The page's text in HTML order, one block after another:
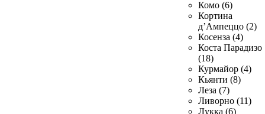
Комо (6)
Кортина
д’Ампеццо (2)
Косенза (4)
Коста Парадизо
(18)
Курмайор (4)
Кьянти (8)
Леза (7)
Ливорно (11)
Лукка (6)